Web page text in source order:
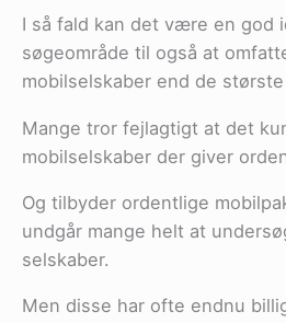
I så fald kan det være en god
søgeområde til også at
mobilselskaber end de
Mange tror fejlagtigt at det
mobilselskaber der giver
Og tilbyder ordentlige
undgår mange helt at
selskaber.
Men disse har ofte endnu